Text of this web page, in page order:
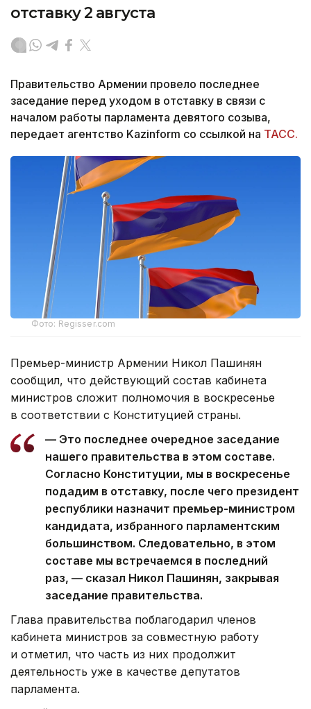
отставку 2 августа
Правительство Армении провело последнее
заседание перед уходом в отставку в связи с
началом работы парламента девятого созыва,
передает агентство Kazinform со ссылкой на ТАСС.
Фото: Regisser.com
Премьер-министр Армении Никол Пашинян
сообщил, что действующий состав кабинета
министров сложит полномочия в воскресенье
в соответствии с Конституцией страны.
— Это последнее очередное заседание
нашего правительства в этом составе.
Согласно Конституции, мы в воскресенье
подадим в отставку, после чего президент
республики назначит премьер-министром
кандидата, избранного парламентским
большинством. Следовательно, в этом
составе мы встречаемся в последний
раз, — сказал Никол Пашинян, закрывая
заседание правительства.
Глава правительства поблагодарил членов
кабинета министров за совместную работу
и отметил, что часть из них продолжит
деятельность уже в качестве депутатов
парламента.